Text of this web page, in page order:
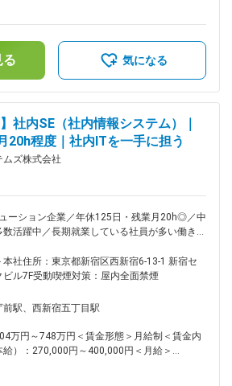
部門と会話し、業務の流れを整理して、最適な
ただきます。 ■仕事内容 ・システム
の顧客からのヒアリング、要件定義 ・フィッ
ロー、導入後サポート ・ソリューション強化
客ニーズの製品強化による事業貢献） ・シ
部署は東京拠点で約
長のもと、40代を中心に20～50代まで幅広い
す。 全体の1/4が女性社員で、愛知・大阪拠
年の歴史と豊富な実績。主要サービスである
ムは累計約5000社以上へ導入実績がありま
ねていく事が可能です。 ・企業に必要不可欠
事給与・勤怠管理等々）、HR領域のシステ
ら、クライアントを支える立場として価値提供
クオフィス業務を支えてきたIT企業です。ライ
に応じてキャリアチェンジやスキルアップに
選考を通じて上下する可能性があります。月給
を含めた表記です。
気になる
社内SE（社内情報システム）｜
20h程度｜社内ITを一手に担う
ムズ株式会社
ューション企業／年休125日・残業月20h◎／中
活躍中／長期就業している社員が多い働きや
環境を中心に、インフラからセキュリティ、
で幅広くご担当いただきます。約200名規模の
ットワーク・端末・アカウントの一元管理を
きます。 ＜具体的には＞ ・ネット
クラウドの運用・保守、IT資産管理 ・
本社住所：東京都新宿区西新宿6-13-1 新宿セ
ビル7F受動喫煙対策：屋内全面禁煙
駅、西新宿五丁目駅
万円～748万円＜賃金形態＞月給制＜賃金内
給）：270,000円～400,000円＜月給＞